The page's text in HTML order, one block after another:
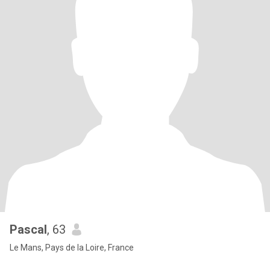
Pascal, 63
Le Mans, Pays de la Loire, France